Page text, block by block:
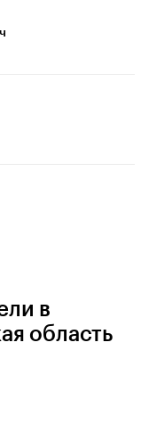
в
область